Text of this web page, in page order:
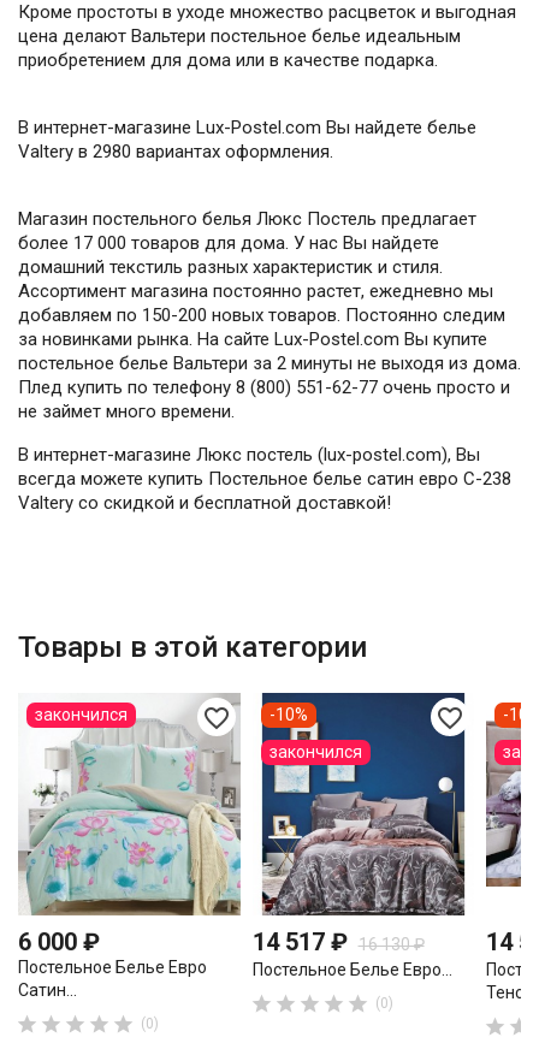
Кроме простоты в уходе множество расцветок и выгодная
цена делают Вальтери постельное белье идеальным
приобретением для дома или в качестве подарка.
В интернет-магазине Lux-Postel.com Вы найдете белье
Valtery в 2980 вариантах оформления.
Магазин постельного белья Люкс Постель предлагает
более 17 000 товаров для дома. У нас Вы найдете
домашний текстиль разных характеристик и стиля.
Ассортимент магазина постоянно растет, ежедневно мы
добавляем по 150-200 новых товаров. Постоянно следим
за новинками рынка. На сайте Lux-Postel.com Вы купите
постельное белье Вальтери за 2 минуты не выходя из дома.
Плед купить по телефону 8 (800) 551-62-77 очень просто и
не займет много времени.
В интернет-магазине Люкс постель (lux-postel.com), Вы
всегда можете купить Постельное белье сатин евро С-238
Valtery со скидкой и бесплатной доставкой!
Товары в этой категории
favorite_border
6 000 ₽
Постельное Белье Евро
Сатин...
     (0)
закончился favorite_border
14 517 ₽ 16 130 ₽
Постельное Белье Евро...
     (0)
-10%
закончился
14
 
-